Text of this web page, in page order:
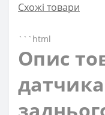
Схожі товари
```html
Опис